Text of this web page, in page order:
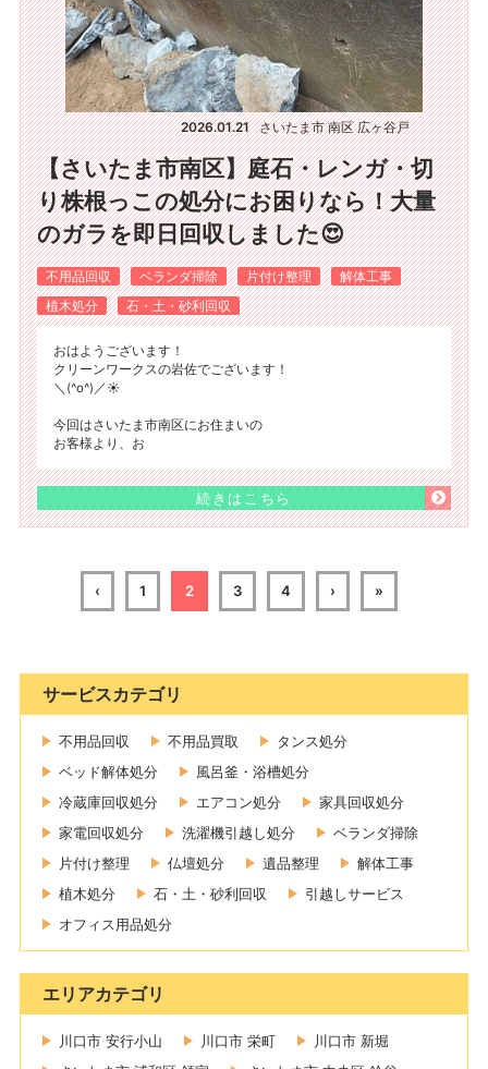
2026.01.21 さいたま市 南区 広ヶ谷戸
【さいたま市南区】庭石・レンガ・切
り株根っこの処分にお困りなら！大量
のガラを即日回収しました😍
不用品回収 ベランダ掃除 片付け整理
解体工事
植木処分
石・土・砂利回収
おはようございます！
クリーンワークスの岩佐でございます！
＼(^o^)／☀️
今回はさいたま市南区にお住まいの
お客様より、お
続きはこちら
‹ 1 2 3 4 › »
サービスカテゴリ
不用品回収 不用品買取
タンス処分
ベッド解体処分
風呂釜・浴槽処分
冷蔵庫回収処分
エアコン処分
家具回収処分
家電回収処分
洗濯機引越し処分
ベランダ掃除
片付け整理
仏壇処分 遺品整理
解体工事
植木処分
石・土・砂利回収
引越しサービス
オフィス用品処分
エリアカテゴリ
川口市 安行小山 川口市 栄町
川口市 新堀